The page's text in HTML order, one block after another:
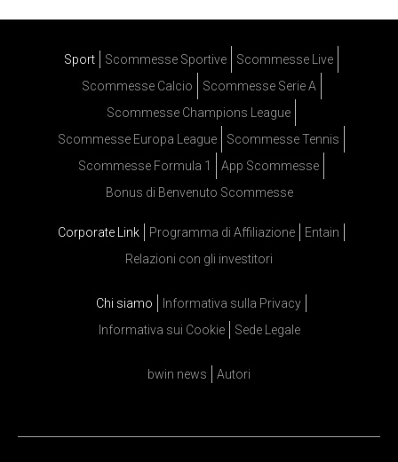
Sport Scommesse Sportive
Scommesse Live
Scommesse Calcio
Scommesse Serie A
Scommesse Champions League
Scommesse Europa League
Scommesse Tennis
Scommesse Formula 1
App Scommesse
Bonus di Benvenuto Scommesse
Corporate Link Programma di Affiliazione
Entain
Relazioni con gli investitori
Chi siamo
Informativa sulla Privacy
Informativa sui Cookie
Sede Legale
bwin news Autori